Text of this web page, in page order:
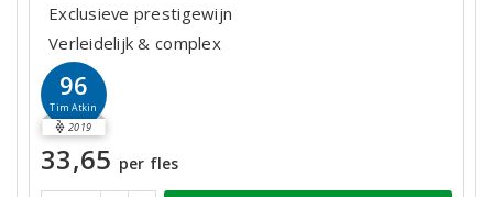
Exclusieve prestigewijn
Verleidelijk & complex
96
Tim Atkin
2019
33,65 per fles